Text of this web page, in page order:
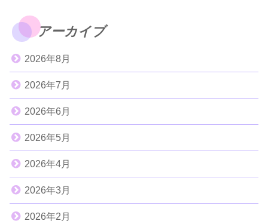
アーカイブ
2026年8月
2026年7月
2026年6月
2026年5月
2026年4月
2026年3月
2026年2月